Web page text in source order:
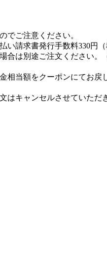
でご注意ください。
請求書発行手数料330円
は別途ご注文ください
相当額をクーポンにてお戻
キャンセルさせていただ